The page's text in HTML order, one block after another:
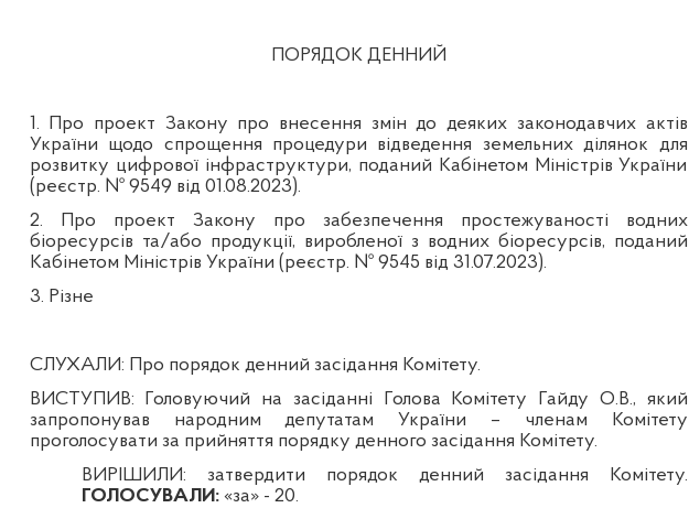
ПОРЯДОК ДЕННИЙ
1. Про проект Закону про внесення змін до деяких законодавчих актів
України щодо спрощення процедури відведення земельних ділянок для
розвитку цифрової інфраструктури, поданий Кабінетом Міністрів України
(реєстр. № 9549 від 01.08.2023).
2. Про проект Закону про забезпечення простежуваності водних
біоресурсів та/або продукції, виробленої з водних біоресурсів, поданий
Кабінетом Міністрів України (реєстр. № 9545 від 31.07.2023).
3. Різне
СЛУХАЛИ: Про порядок денний засідання Комітету.
ВИСТУПИВ: Головуючий на засіданні Голова Комітету Гайду О.В., який
запропонував народним депутатам України – членам Комітету
проголосувати за прийняття порядку денного засідання Комітету.
ВИРІШИЛИ: затвердити порядок денний засідання Комітету.
ГОЛОСУВАЛИ:«за» - 20.